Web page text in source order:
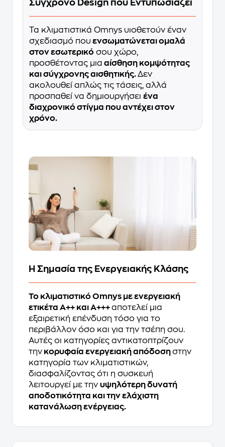
Σύγχρονο Design που Εντυπωσιάζει
Τα κλιματιστικά Omnys υιοθετούν έναν
σχεδιασμό που ενσωματώνεται ομαλά
στον εσωτερικό σoυ χώρο,
προσθέτοντας μια αίσθηση κομψότητας
και σύγχρονης αισθητικής.Δεν
ακολουθεί απλώς τις τάσεις, αλλά
προσπαθεί να δημιουργήσει ένα
διαχρονικό στίγμα που αντέχει στον
χρόνο.
Η Σημασία της Ενεργειακής Κλάσης
Το κλιματιστικό Omnys με ενεργειακή
ετικέτα A++ και A+++αποτελεί μια
εξαιρετική επένδυση τόσο για το
περιβάλλον όσο και για την τσέπη σου.
Αυτές οι κατηγορίες αντικατοπτρίζουν
την κορυφαία ενεργειακή απόδοσηστην
κατηγορία των κλιματιστικών,
διασφαλίζοντας ότι η συσκευή
λειτουργεί με την υψηλότερη δυνατή
αποδοτικότητα και την ελάχιστη
κατανάλωση ενέργειας.